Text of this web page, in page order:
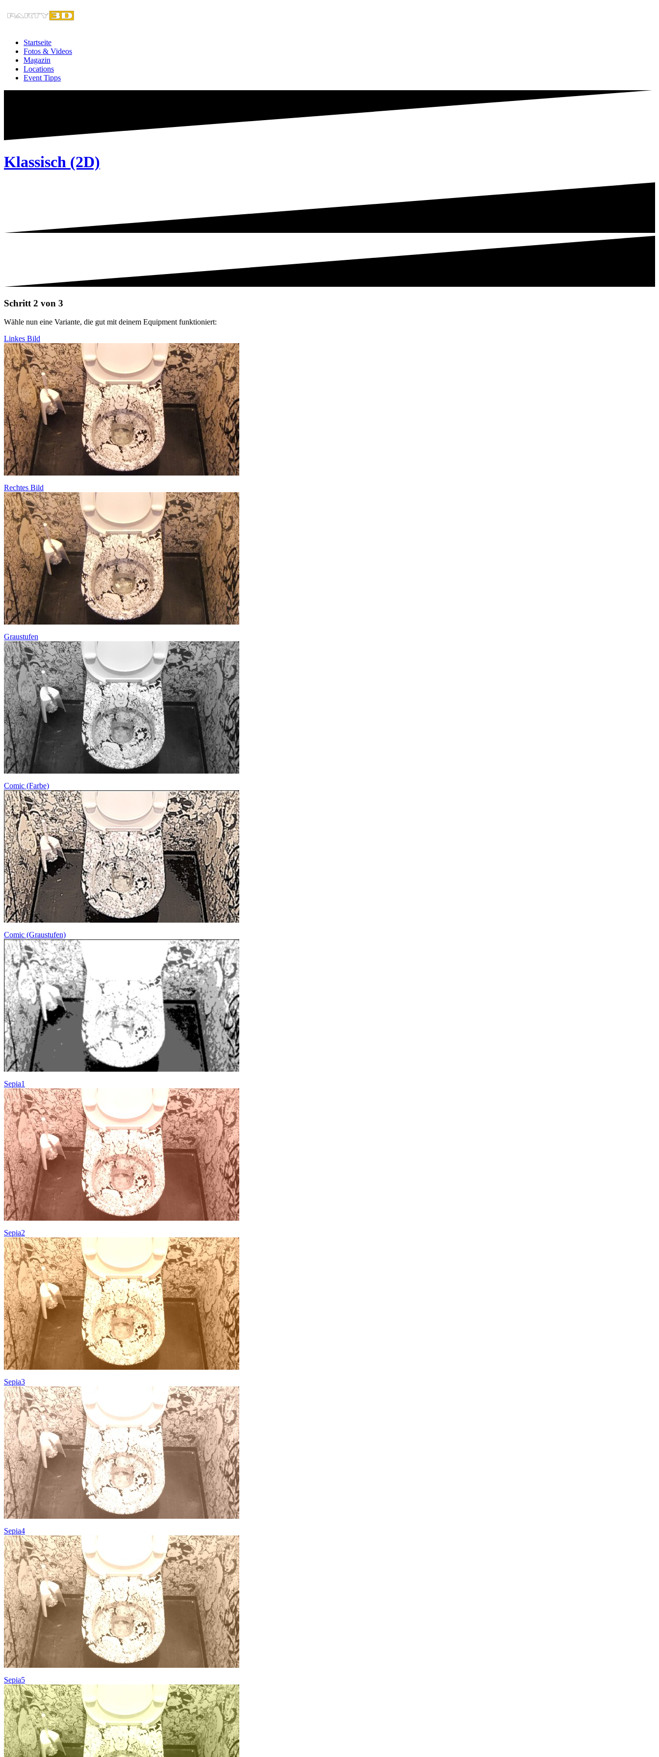
Inhalt
Startseite
Fotos & Videos
Magazin
Locations
Event Tipps
Klassisch (2D)
Schritt 2 von 3
Wähle nun eine Variante, die gut mit deinem Equipment funktioniert:
Linkes Bild
Rechtes Bild
Graustufen
Comic (Farbe)
Comic (Graustufen)
Sepia1
Sepia2
Sepia3
Sepia4
Sepia5